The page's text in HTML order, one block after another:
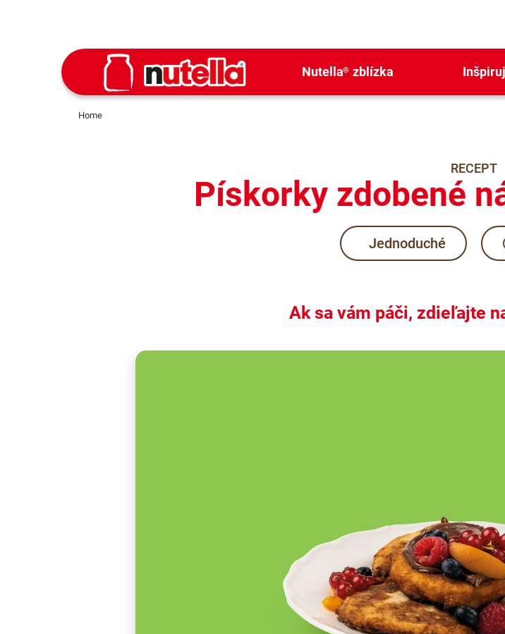
Nutella® zblízka
Home
RECEPT
Pískorky zdobené
Jednoduché
Ak sa vám páči, zdieľajte